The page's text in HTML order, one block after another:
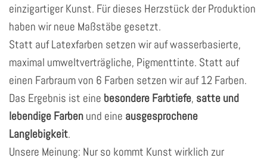
einzigartiger Kunst. Für dieses Herzstück der Produktion
haben wir neue Maßstäbe gesetzt.
Statt auf Latexfarben setzen wir auf wasserbasierte,
maximal umweltverträgliche, Pigmenttinte. Statt auf
einen Farbraum von 6 Farben setzen wir auf 12 Farben.
Das Ergebnis ist eine besondere Farbtiefe, satte und
lebendige Farben und eine ausgesprochene
Langlebigkeit.
Unsere Meinung: Nur so kommt Kunst wirklich zur